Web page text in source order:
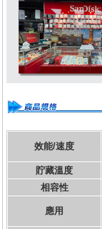
效能/速度
貯藏溫度
相容性
應用